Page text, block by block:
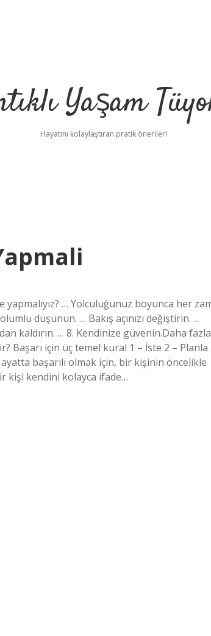
Yaşam
Hayatını kolaylaştıran pratik öneriler!
yapmalıyız? … Yolculuğunuz boyunca her
düşünün. … Bakış açınızı değiştirin. …
kaldırın. … 8. Kendinize güvenin.Daha fazla
Başarı için üç temel kural 1 – İste 2 – Planla
başarılı olmak için, bir kişinin öncelikle
kişi kendini kolayca ifade…